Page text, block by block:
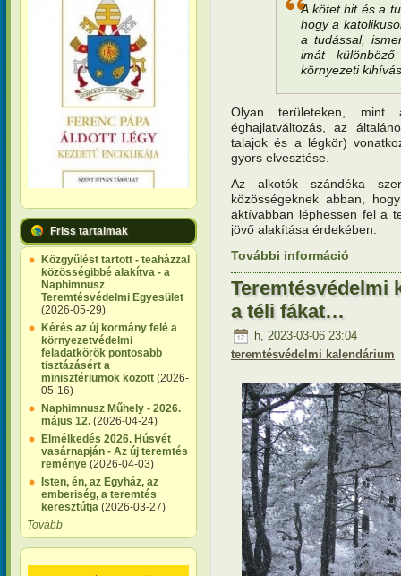
Friss tartalmak
Közgyűlést tartott - teaházzal
közösségibbé alakítva - a
Naphimnusz
Teremtésvédelmi Egyesület
(2026-05-29)
Kérés az új kormány felé a
környezetvédelmi
feladatkörök pontosabb
tisztázásért a
minisztériumok között (2026-
05-16)
Naphimnusz Műhely - 2026.
május 12. (2026-04-24)
Elmélkedés 2026. Húsvét
vasárnapján - Az új teremtés
reménye (2026-04-03)
Isten, én, az Egyház, az
emberiség, a teremtés
keresztútja (2026-03-27)
Tovább
A kötet hit és a
hogy a
a tudással,
imát
környezeti
Olyan területeken, mint
éghajlatváltozás, az
talajok és a légkör)
gyors elvesztése.
Az alkotók szándéka
közösségeknek abban,
aktívabban léphessen fel a
jövő alakítása érdekében.
További információ
Teremtésvédelmi
a téli fákat…
h, 2023-03-06 23:04
teremtésvédelmi kalendárium